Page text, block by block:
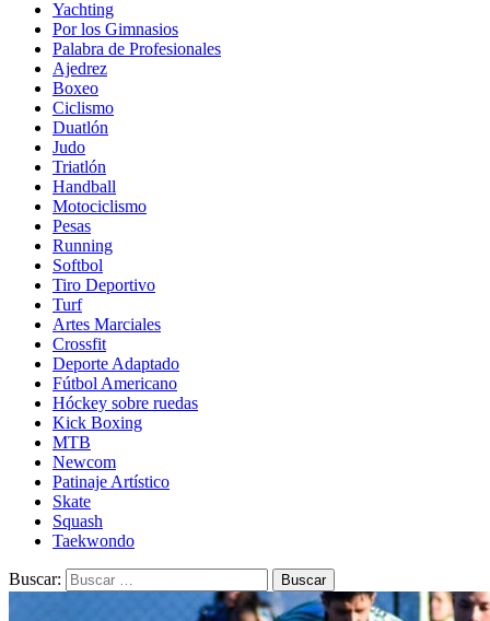
Yachting
Por los Gimnasios
Palabra de Profesionales
Ajedrez
Boxeo
Ciclismo
Duatlón
Judo
Triatlón
Handball
Motociclismo
Pesas
Running
Softbol
Tiro Deportivo
Turf
Artes Marciales
Crossfit
Deporte Adaptado
Fútbol Americano
Hóckey sobre ruedas
Kick Boxing
MTB
Newcom
Patinaje Artístico
Skate
Squash
Taekwondo
Buscar: